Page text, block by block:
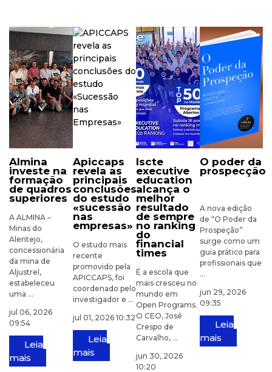
almina
investe na
formação
de quadros
superiores
A ALMINA –
Minas do
Alentejo,
concessionária
da mina de
Aljustrel,
estabeleceu
uma ...
jul 06, 2026
09:54
Leia
mais
apiccaps
revela as
principais
conclusões
do estudo
«sucessão
nas
empresas»
O estudo mais
recente
promovido pela
APICCAPS, foi
coordenado pelo
investigador e ...
jul 01, 2026 10:32
Leia
mais
iscte
executive
education
alcança o
melhor
resultado
de sempre
no ranking
do
financial
times
É a escola que
mais cresceu no
mundo em
Open Programs.
O CEO, José
Crespo de
Carvalho, ...
jun 30, 2026
10:20
o poder da
prospecção
A nova edição
de “O Poder da
Prospeção”
surge como um
guia prático para
profissionais que
...
jun 29, 2026
09:35
Leia
mais